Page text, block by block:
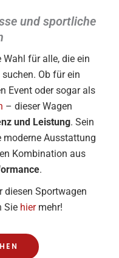
und sportliche
Wahl für alle, die ein
suchen. Ob für ein
Event oder sogar als
– dieser Wagen
und Leistung. Sein
moderne Ausstattung
Kombination aus
.
diesen Sportwagen
Sie hiermehr!